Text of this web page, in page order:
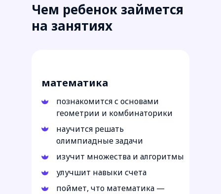
поймет, что математика —
улучшит навыки счета
изучит множества и алгоритмы
научится решать
олимпиадные задачи
познакомится с основами
геометрии и комбинаторики
математика
Чем ребенок займется
на занятиях